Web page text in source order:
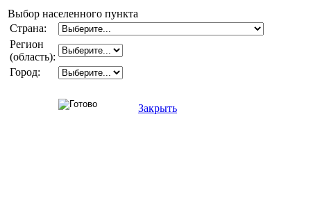
Выбор населенного пункта
Страна:
Регион
(область):
Город:
Закрыть